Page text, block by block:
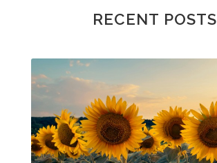
RECENT POSTS